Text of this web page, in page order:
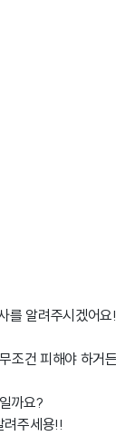
를 알려주시겠어
조건 피해야 하거
까요?
려주세용!!